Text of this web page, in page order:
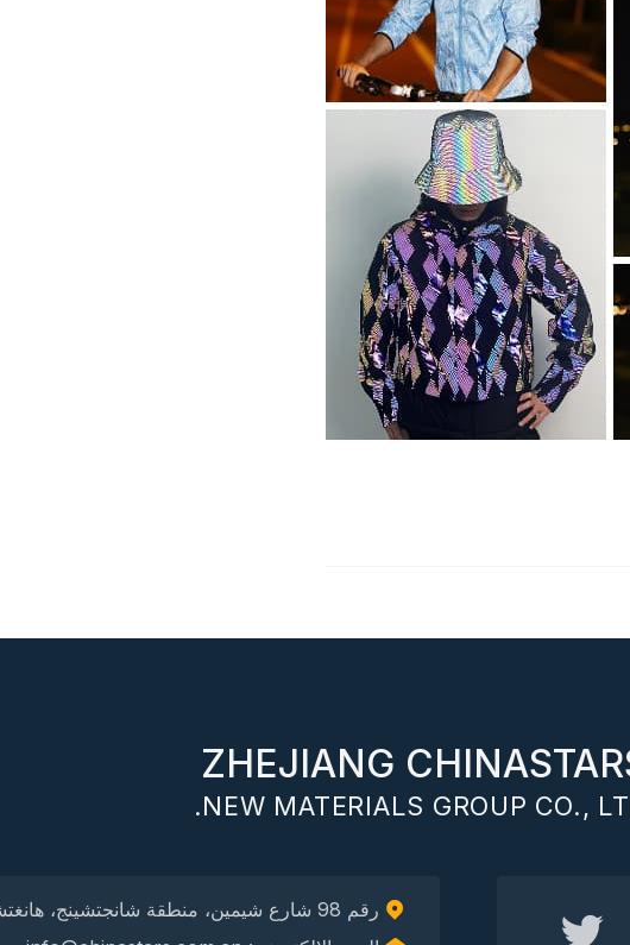
ZHEJIANG
NEW MATERIALS GROUP CO.,
رقم 98 شارع شيمين، منطقة شانجتشينج، هانغتشو، الصين، 310016